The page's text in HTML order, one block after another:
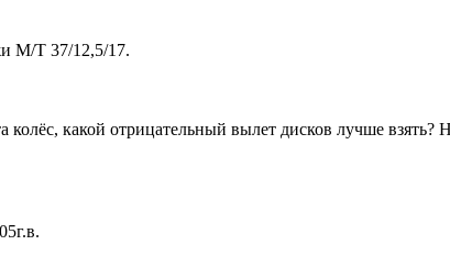
М/Т 37/12,5/17.
колёс, какой отрицательный вылет дисков лучше